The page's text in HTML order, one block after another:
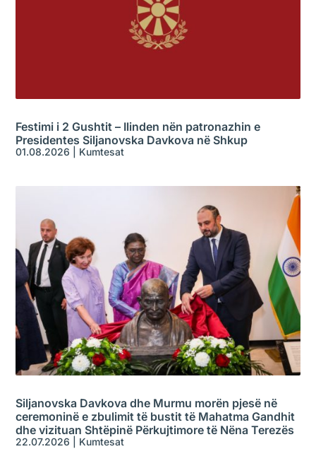
Festimi i 2 Gushtit – Ilinden nën patronazhin e
Presidentes Siljanovska Davkova në Shkup
01.08.2026 Kumtesat
Siljanovska Davkova dhe Murmu morën pjesë në
ceremoninë e zbulimit të bustit të Mahatma Gandhit
dhe vizituan Shtëpinë Përkujtimore të Nëna Terezës
22.07.2026 Kumtesat